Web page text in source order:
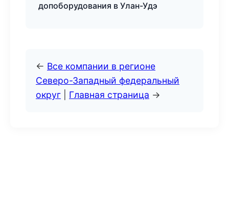
допоборудования в Улан-Удэ
← Все компании в регионе
Северо-Западный федеральный
округ
Главная страница →